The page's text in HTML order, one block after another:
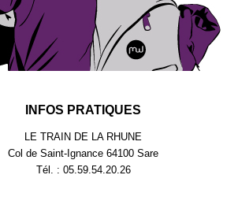
INFOS PRATIQUES
LE TRAIN DE LA RHUNE
Col de Saint-Ignance 64100 Sare
Tél. : 05.59.54.20.26